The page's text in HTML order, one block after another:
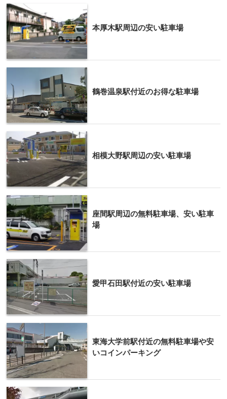
本厚木駅周辺の安い駐車場
鶴巻温泉駅付近のお得な駐車場
相模大野駅周辺の安い駐車場
座間駅周辺の無料駐車場、安い駐車
場
愛甲石田駅付近の安い駐車場
東海大学前駅付近の無料駐車場や安
いコインパーキング